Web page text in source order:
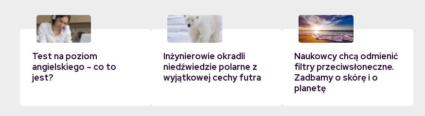
Test na poziom
angielskiego – co to
jest?
Inżynierowie okradli
niedźwiedzie polarne z
wyjątkowej cechy futra
Naukowcy chcą odmienić
filtry przeciwsłoneczne.
Zadbamy o skórę i o
planetę